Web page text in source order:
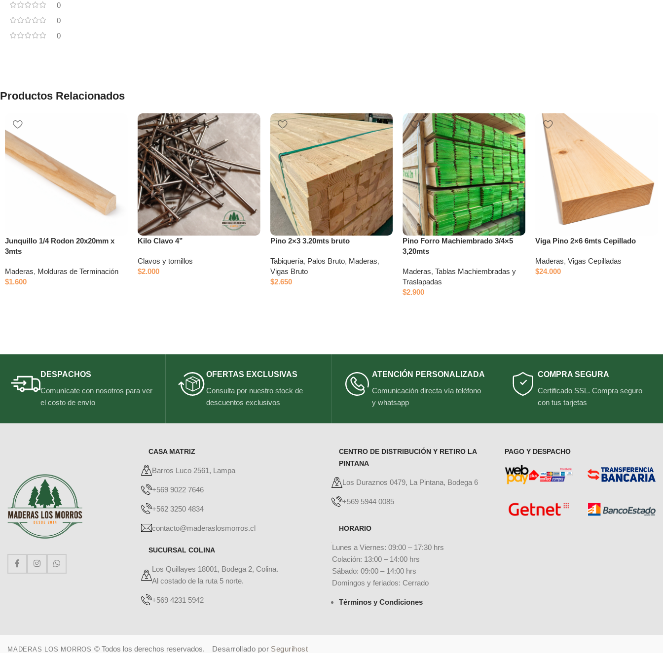
0
0
0
Productos Relacionados
Junquillo 1/4 Rodon 20x20mm x
3mts
Maderas, Molduras de Terminación
$1.600
Kilo Clavo 4”
Clavos y tornillos
$2.000
Pino 2×3 3.20mts bruto
Tabiquería, Palos Bruto, Maderas,
Vigas Bruto
$2.650
Pino Forro Machiembrado 3/4×5
3,20mts
Maderas, Tablas Machiembradas y
Traslapadas
$2.900
Viga Pino 2×6 6mts Cepillado
Maderas, Vigas Cepilladas
$24.000
DESPACHOS
Comunícate con nosotros para ver
el costo de envío
OFERTAS EXCLUSIVAS
Consulta por nuestro stock de
descuentos exclusivos
ATENCIÓN PERSONALIZADA
Comunicación directa vía teléfono
y whatsapp
COMPRA SEGURA
Certificado SSL. Compra seguro
con tus tarjetas
CASA MATRIZ
Barros Luco 2561, Lampa
+569 9022 7646
+562 3250 4834
contacto@maderaslosmorros.cl
SUCURSAL COLINA
Los Quillayes 18001, Bodega 2, Colina.
Al costado de la ruta 5 norte.
+569 4231 5942
CENTRO DE DISTRIBUCIÓN Y RETIRO LA
PINTANA
Los Duraznos 0479, La Pintana, Bodega 6
+569 5944 0085
HORARIO
Lunes a Viernes: 09:00 – 17:30 hrs
Colación: 13:00 – 14:00 hrs
Sábado: 09:00 – 14:00 hrs
Domingos y feriados: Cerrado
Términos y Condiciones
PAGO Y DESPACHO
MADERAS LOS MORROS © Todos los derechos reservados. Desarrollado por Segurihost